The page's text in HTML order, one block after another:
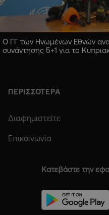
Ο ΓΓ των Ηνωμένων Εθνών
συνάντησης 5+1 για το
ΠΕΡΙΣΣΟΤΕΡΑ
Διαφημιστείτε
Επικοινωνία
Κατεβάστε την